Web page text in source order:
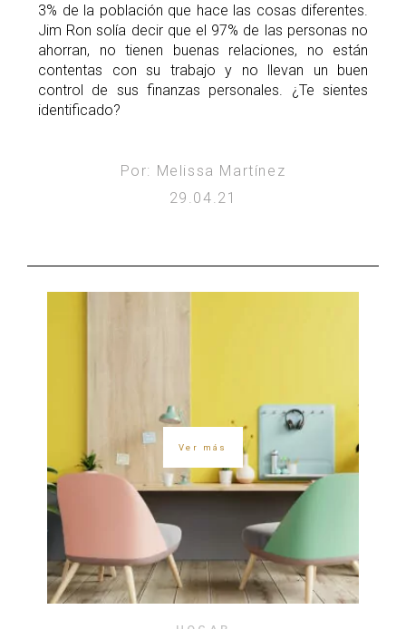
3% de la población que hace las cosas diferentes.
Jim Ron solía decir que el 97% de las personas no
ahorran, no tienen buenas relaciones, no están
contentas con su trabajo y no llevan un buen
control de sus finanzas personales. ¿Te sientes
identificado?
Por: Melissa Martínez
29.04.21
Ver más